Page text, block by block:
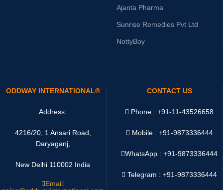
Ajanta Pharma
Sunrise Remedies Pvt Ltd
NottyBoy
ODDWAY INTERNATIONAL®
Address:
4216/20, 1 Ansari Road,
Daryaganj,
New Delhi 110002 India
Email:
CONTACT US
Phone : +91-11-43526658
Mobile : +91-9873336444
WhatsApp :+91-9873336444
Telegram : +91-9873336444